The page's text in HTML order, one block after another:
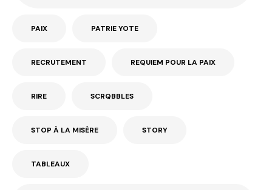
PAIX PATRIE YOTE
RECRUTEMENT REQUIEM POUR LA PAIX
RIRE SCRQBBLES
STOP À LA MISÈRE STORY
TABLEAUX